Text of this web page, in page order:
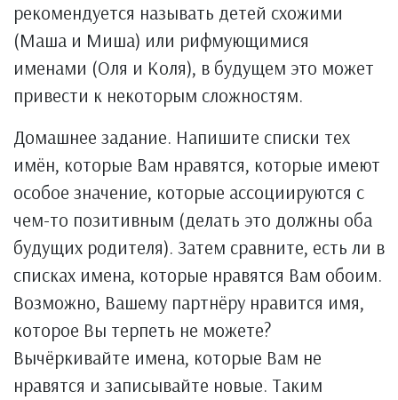
рекомендуется называть детей схожими
(Маша и Миша) или рифмующимися
именами (Оля и Коля), в будущем это может
привести к некоторым сложностям.
Домашнее задание. Напишите списки тех
имён, которые Вам нравятся, которые имеют
особое значение, которые ассоциируются с
чем-то позитивным (делать это должны оба
будущих родителя). Затем сравните, есть ли в
списках имена, которые нравятся Вам обоим.
Возможно, Вашему партнёру нравится имя,
которое Вы терпеть не можете?
Вычёркивайте имена, которые Вам не
нравятся и записывайте новые. Таким